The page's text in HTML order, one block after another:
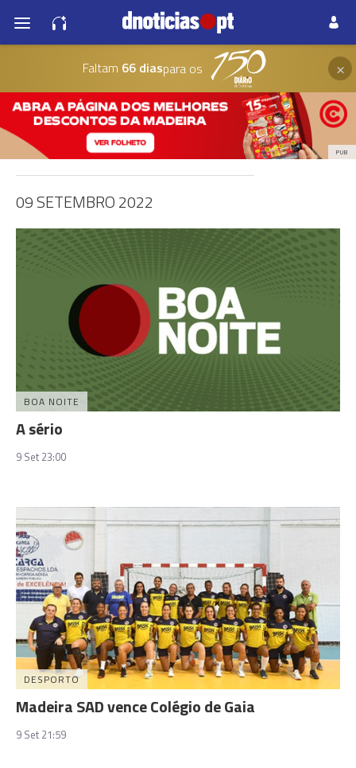
Faltam 66 diaspara os ×
PUB
09 SETEMBRO 2022
BOA NOITE
A sério
9 Set 23:00
DESPORTO
Madeira SAD vence Colégio de Gaia
9 Set 21:59